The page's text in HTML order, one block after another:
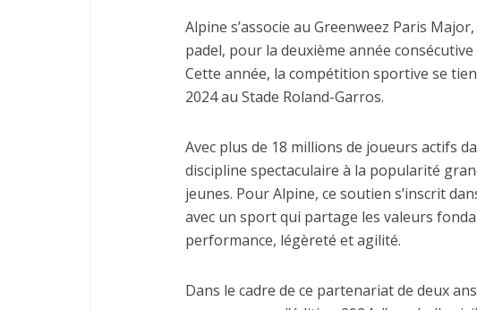
Alpine s’associe au Greenweez Paris
padel, pour la deuxième année
Cette année, la compétition sportive se
2024 au Stade Roland-Garros.
Avec plus de 18 millions de joueurs actifs
discipline spectaculaire à la popularité
jeunes. Pour Alpine, ce soutien s’inscrit
avec un sport qui partage les valeurs
performance, légèreté et agilité.
Dans le cadre de ce partenariat de deux